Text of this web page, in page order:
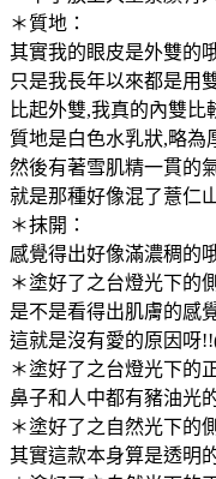
＊質地：
其實我的眼皮是外雙的
只是我長年以來都是用
比起外雙,我真的內雙比
質地是白色水乳狀,略為
然後有著雪肌精一貫的
就是那種好像混了薏仁
＊抹開：
感覺得出好像滿濃稠的
＊塗好了之台燈光下的
是不是看得出肌膚的感
這就是沒有愛的原因呀
＊塗好了之台燈光下的
鼻子和人中都有豬油光
＊塗好了之自然光下的
其實這款本身算是透明